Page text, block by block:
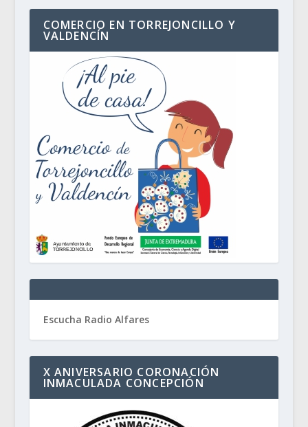
COMERCIO EN TORREJONCILLO Y
VALDENCÍN
Escucha Radio Alfares
X ANIVERSARIO CORONACIÓN
INMACULADA CONCEPCIÓN